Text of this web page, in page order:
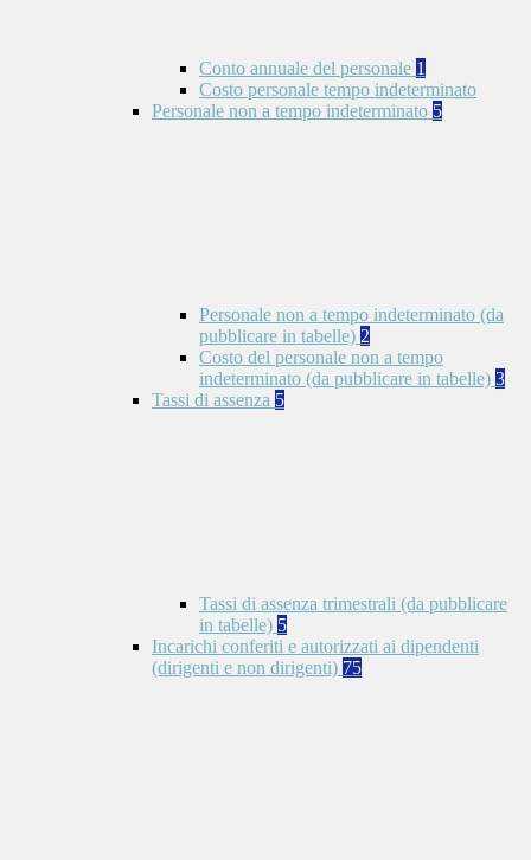
Conto annuale del personale 1
Costo personale tempo indeterminato
Personale non a tempo indeterminato 5
Personale non a tempo indeterminato (da
pubblicare in tabelle) 2
Costo del personale non a tempo
indeterminato (da pubblicare in tabelle) 3
Tassi di assenza 5
Tassi di assenza trimestrali (da pubblicare
in tabelle) 5
Incarichi conferiti e autorizzati ai dipendenti
(dirigenti e non dirigenti) 75